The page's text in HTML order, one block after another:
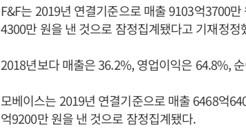
F&F는 2019년 연결기준으로 매출 9103억3700
4300만 원을 낸 것으로 잠정집계됐다고 기재정정
2018년보다 매출은 36.2%, 영업이익은 64.8%,
모베이스는 2019년 연결기준으로 매출 6468억
억9200만 원을 낸 것으로 잠정집계됐다.